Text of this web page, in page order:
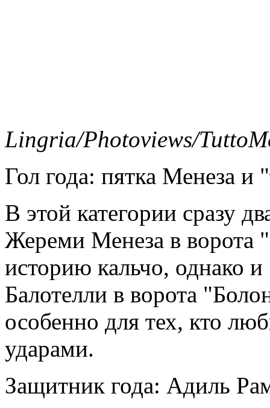
Lingria/Photoviews/
Гол года: пятка Менеза и
В этой категории сразу
Жереми Менеза в ворота
историю кальчо, однако
Балотелли в ворота
особенно для тех, кто
ударами.
Защитник года: Адиль